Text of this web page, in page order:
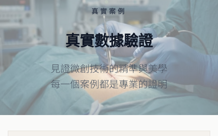
真實案例
真實數據驗證
見證微創技術的精準與美學
每一個案例都是專業的證明